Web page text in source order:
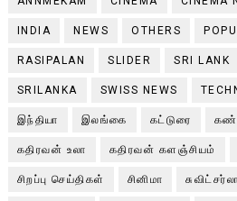
INDIA NEWS OTHERS
RASIPALAN SLIDER SRI LANK
SRILANKA SWISS NEWS
இந்தியா இலங்கை கட்டுரை
கதிரவன் உலா கதிரவன் களஞ்சியம்
சிறப்பு செய்திகள் சினிமா